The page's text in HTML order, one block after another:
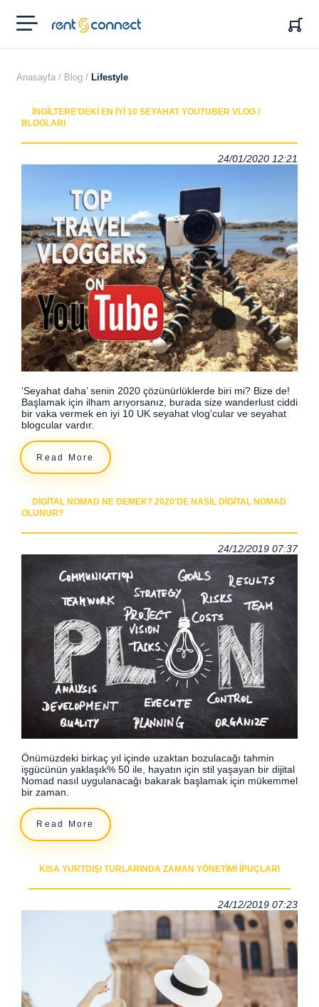
RENT'N
CONNECT
Anasayfa / Blog / Lifestyle
İNGILTERE'DEKI EN İYI 10 SEYAHAT YOUTUBER VLOG /
BLOGLARI
24/01/2020 12:21
‘Seyahat daha’ senin 2020 çözünürlüklerde biri mi? Bize de!
Başlamak için ilham arıyorsanız, burada size wanderlust ciddi
bir vaka vermek en iyi 10 UK seyahat vlog'cular ve seyahat
blogcular vardır.
Read More
DIGITAL NOMAD NE DEMEK? 2020'DE NASIL DIGITAL NOMAD
OLUNUR?
24/12/2019 07:37
Önümüzdeki birkaç yıl içinde uzaktan bozulacağı tahmin
işgücünün yaklaşık% 50 ile, hayatın için stil yaşayan bir dijital
Nomad nasıl uygulanacağı bakarak başlamak için mükemmel
bir zaman.
Read More
KISA YURTDIŞI TURLARINDA ZAMAN YÖNETIMI İPUÇLARI
24/12/2019 07:23